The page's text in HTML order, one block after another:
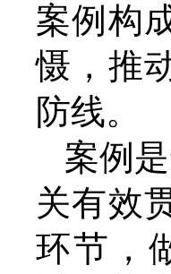
案例构
慑，推
防线。
案例
关有效
环节，